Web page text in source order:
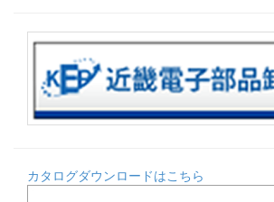
カタログダウンロードはこちら